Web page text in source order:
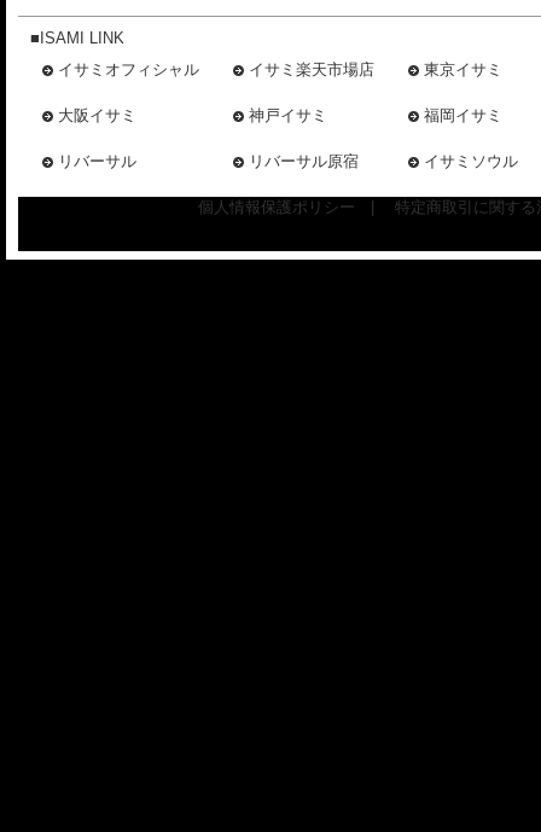
■ISAMI LINK
イサミオフィシャル
イサミ楽天市場店 東京イサミ
大阪イサミ 神戸イサミ 福岡イサミ
リバーサル リバーサル原宿 イサミソウル
個人情報保護ポリシー 特定商取引に関す